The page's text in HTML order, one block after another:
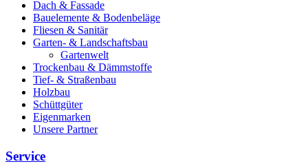
Dach & Fassade
Bauelemente & Bodenbeläge
Fliesen & Sanitär
Garten- & Landschaftsbau
Gartenwelt
Trockenbau & Dämmstoffe
Tief- & Straßenbau
Holzbau
Schüttgüter
Eigenmarken
Unsere Partner
Service